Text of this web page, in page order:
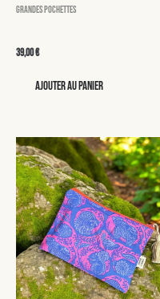
Grandes pochettes
39,00€
Ajouter au panier